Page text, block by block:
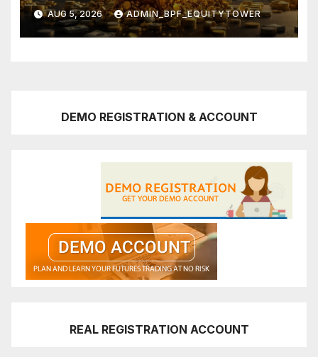
AUG 5, 2026 ADMIN_BPF_EQUITYTOWER
DEMO REGISTRATION & ACCOUNT
REAL REGISTRATION ACCOUNT